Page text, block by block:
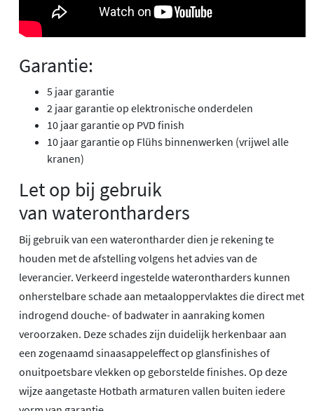
Garantie:
5 jaar garantie
2 jaar garantie op elektronische onderdelen
10 jaar garantie op PVD finish
10 jaar garantie op Flühs binnenwerken (vrijwel alle
kranen)
Let op bij gebruik
van waterontharders
Bij gebruik van een waterontharder dien je rekening te
houden met de afstelling volgens het advies van de
leverancier. Verkeerd ingestelde waterontharders kunnen
onherstelbare schade aan metaaloppervlaktes die direct met
indrogend douche- of badwater in aanraking komen
veroorzaken. Deze schades zijn duidelijk herkenbaar aan
een zogenaamd sinaasappeleffect op glansfinishes of
onuitpoetsbare vlekken op geborstelde finishes. Op deze
wijze aangetaste Hotbath armaturen vallen buiten iedere